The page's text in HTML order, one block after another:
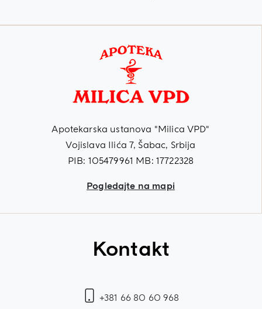
Apotekarska ustanova "Milica VPD"
Vojislava Ilića 7, Šabac, Srbija
PIB: 105479961 MB: 17722328
Pogledajte na mapi
Kontakt
+381 66 80 60 968